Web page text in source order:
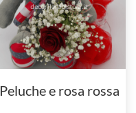
Peluche e rosa rossa